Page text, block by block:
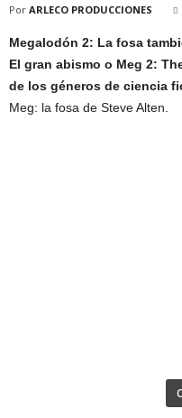
Por ARLECO PRODUCCIONES
Megalodón 2: La fosa
El gran abismo o Meg 2:
de los géneros de ciencia
Meg: la fosa de Steve Alten.